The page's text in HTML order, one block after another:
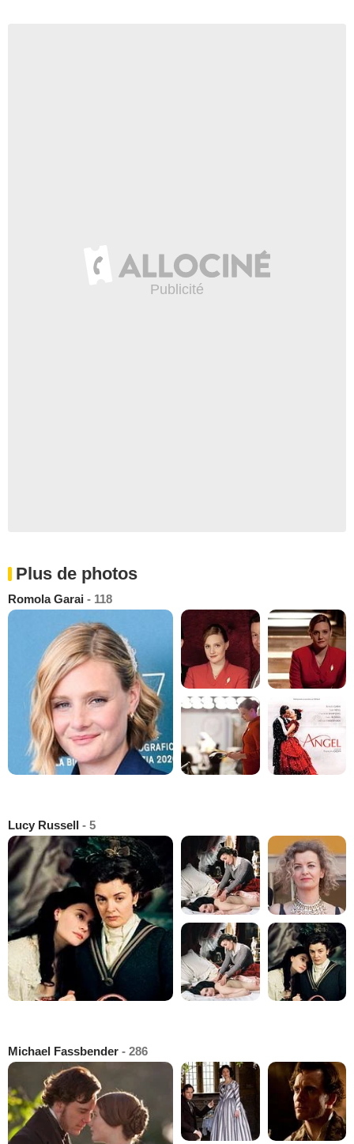
Plus de photos
Romola Garai - 118
Lucy Russell - 5
Michael Fassbender - 286